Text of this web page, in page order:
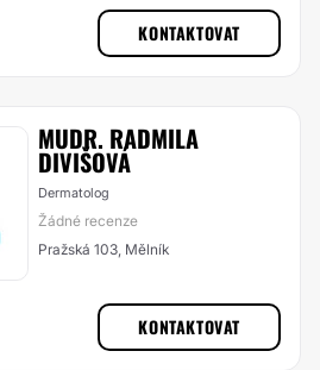
KONTAKTOVAT
MUDR. RADMILA
DIVIŠOVÁ
Dermatolog
Žádné recenze
Pražská 103, Mělník
KONTAKTOVAT